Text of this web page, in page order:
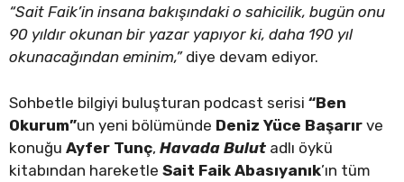
“Sait Faik’in insana bakışındaki o sahicilik, bugün onu
90 yıldır okunan bir yazar yapıyor ki, daha 190 yıl
okunacağından eminim,” diye devam ediyor.
Sohbetle bilgiyi buluşturan podcast serisi “Ben
Okurum”un yeni bölümünde Deniz Yüce Başarır ve
konuğu Ayfer Tunç, Havada Bulut adlı öykü
kitabından hareketle Sait Faik Abasıyanık’ın tüm